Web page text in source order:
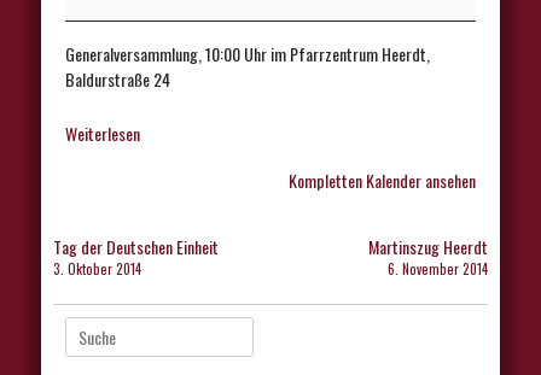
Generalversammlung, 10:00 Uhr im Pfarrzentrum Heerdt,
Baldurstraße 24
Weiterlesen
Kompletten Kalender ansehen
Beitragsnavigation
Tag der Deutschen Einheit
3. Oktober 2014
Martinszug Heerdt
6. November 2014
Suche
nach: